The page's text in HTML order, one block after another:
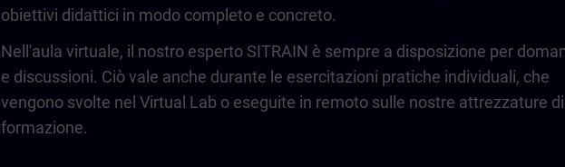
obiettivi didattici in modo completo e concreto.
Nell'aula virtuale, il nostro esperto SITRAIN è sempre a disposizione per
e discussioni. Ciò vale anche durante le esercitazioni pratiche individuali, che
vengono svolte nel Virtual Lab o eseguite in remoto sulle nostre attrezzature di
formazione.